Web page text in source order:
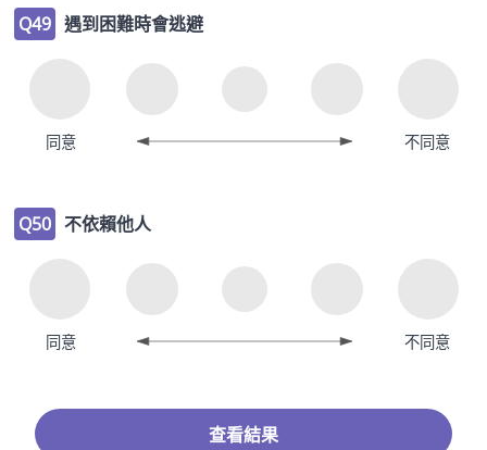
Q49 遇到困難時會逃避
同意 不同意
Q50 不依賴他人
同意 不同意